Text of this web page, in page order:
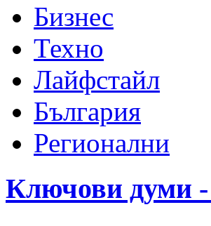
Бизнес
Техно
Лайфстайл
България
Регионални
Ключови думи